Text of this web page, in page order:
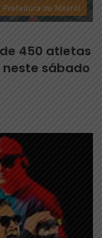
Prefeitura de Niterói
450 atletas
neste sábado